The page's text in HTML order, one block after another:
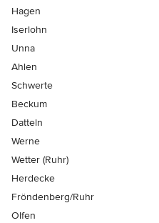
Hagen
Iserlohn
Unna
Ahlen
Schwerte
Beckum
Datteln
Werne
Wetter (Ruhr)
Herdecke
Fröndenberg/Ruhr
Olfen